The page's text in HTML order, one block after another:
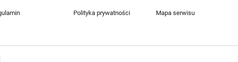
Polityka prywatności Mapa serwisu